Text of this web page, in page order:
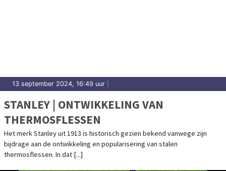
13 september 2024, 16:49 uur
STANLEY | ONTWIKKELING VAN
THERMOSFLESSEN
Het merk Stanley uit 1913 is historisch gezien bekend vanwege zijn
bijdrage aan de ontwikkeling en popularisering van stalen
thermosflessen. In dat [...]